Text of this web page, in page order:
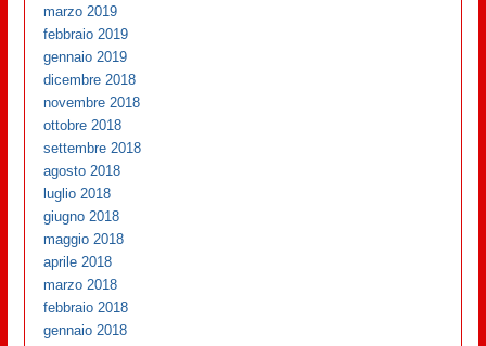
marzo 2019
febbraio 2019
gennaio 2019
dicembre 2018
novembre 2018
ottobre 2018
settembre 2018
agosto 2018
luglio 2018
giugno 2018
maggio 2018
aprile 2018
marzo 2018
febbraio 2018
gennaio 2018